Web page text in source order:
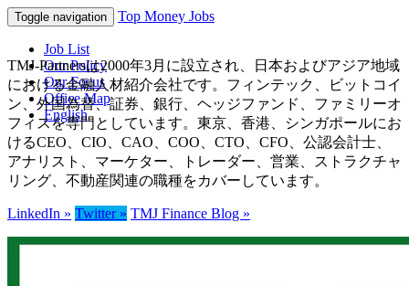
Toggle navigation Top Money Jobs
Job List
Our Policy
Our Focus
Office Map
English
TMJ-Partnersは2000年3月に設立され、日本およびアジア地域
における金融人材紹介会社です。フィンテック、ビットコイ
ン、外国為替、証券、銀行、ヘッジファンド、ファミリーオ
フィスを専門としています。東京、香港、シンガポールにお
けるCEO、CIO、CAO、COO、CTO、CFO、公認会計士、
アナリスト、マーケター、トレーダー、営業、ストラクチャ
リング、不動産関連の職種をカバーしています。
LinkedIn » Twitter » TMJ Finance Blog »